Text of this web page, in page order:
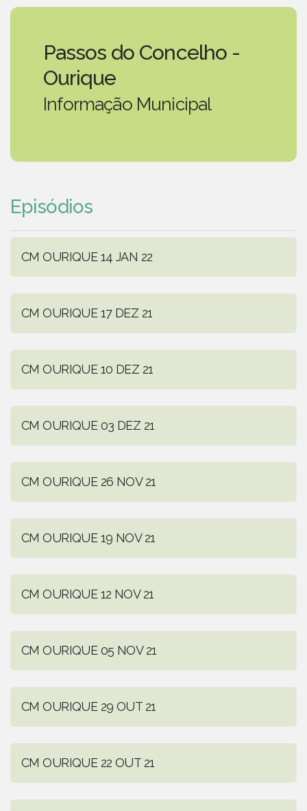
Passos do Concelho -
Ourique
Informação Municipal
Episódios
CM OURIQUE 14 JAN 22
CM OURIQUE 17 DEZ 21
CM OURIQUE 10 DEZ 21
CM OURIQUE 03 DEZ 21
CM OURIQUE 26 NOV 21
CM OURIQUE 19 NOV 21
CM OURIQUE 12 NOV 21
CM OURIQUE 05 NOV 21
CM OURIQUE 29 OUT 21
CM OURIQUE 22 OUT 21